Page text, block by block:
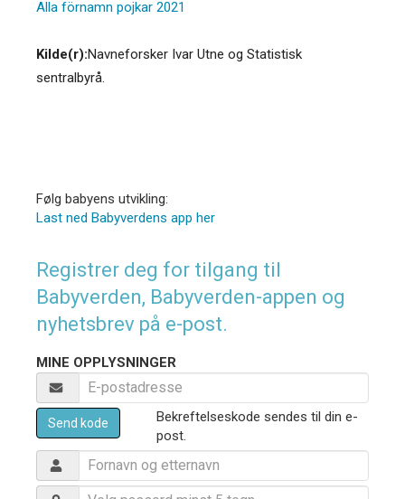
Alla förnamn pojkar 2021
Kilde(r):Navneforsker Ivar Utne og Statistisk
sentralbyrå.
Følg babyens utvikling:
Last ned Babyverdens app her
Registrer deg for tilgang til
Babyverden, Babyverden-appen og
nyhetsbrev på e-post.
MINE OPPLYSNINGER
Send kode
Bekreftelseskode sendes til din e-
post.